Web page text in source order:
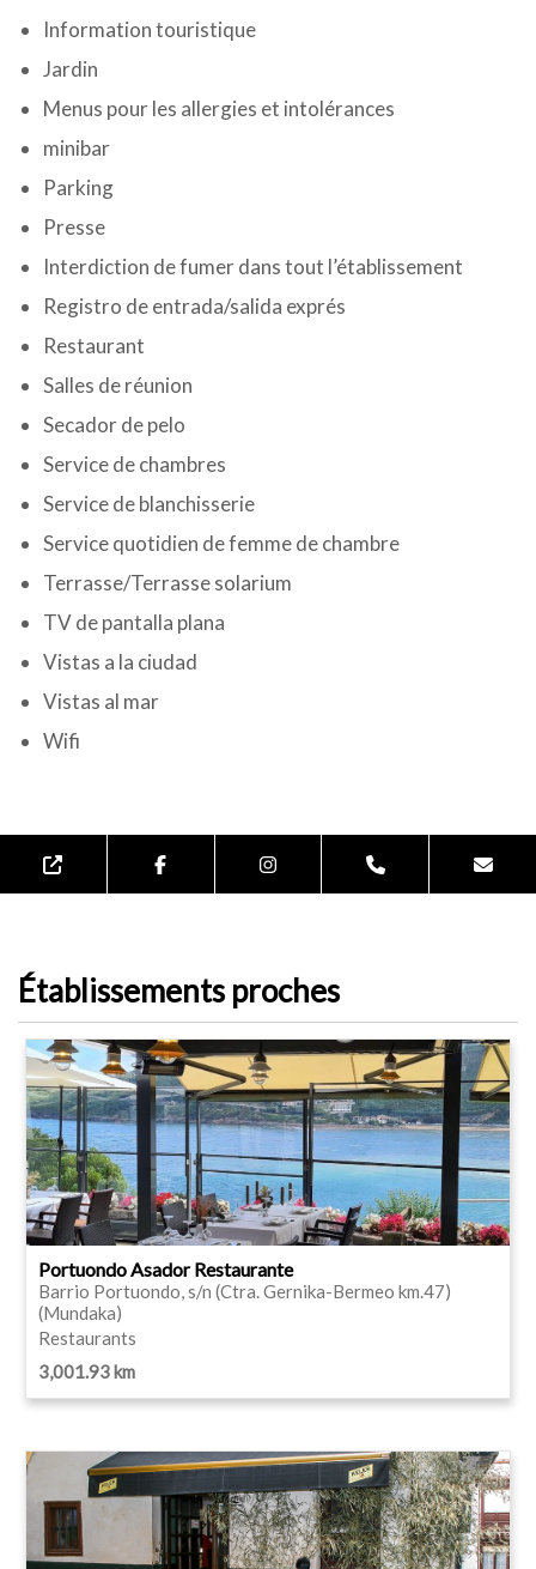
Information touristique
Jardin
Menus pour les allergies et intolérances
minibar
Parking
Presse
Interdiction de fumer dans tout l’établissement
Registro de entrada/salida exprés
Restaurant
Salles de réunion
Secador de pelo
Service de chambres
Service de blanchisserie
Service quotidien de femme de chambre
Terrasse/Terrasse solarium
TV de pantalla plana
Vistas a la ciudad
Vistas al mar
Wifi
Établissements proches
Portuondo Asador Restaurante
Barrio Portuondo, s/n (Ctra. Gernika-Bermeo km.47)
(Mundaka)
Restaurants
3,001.93 km